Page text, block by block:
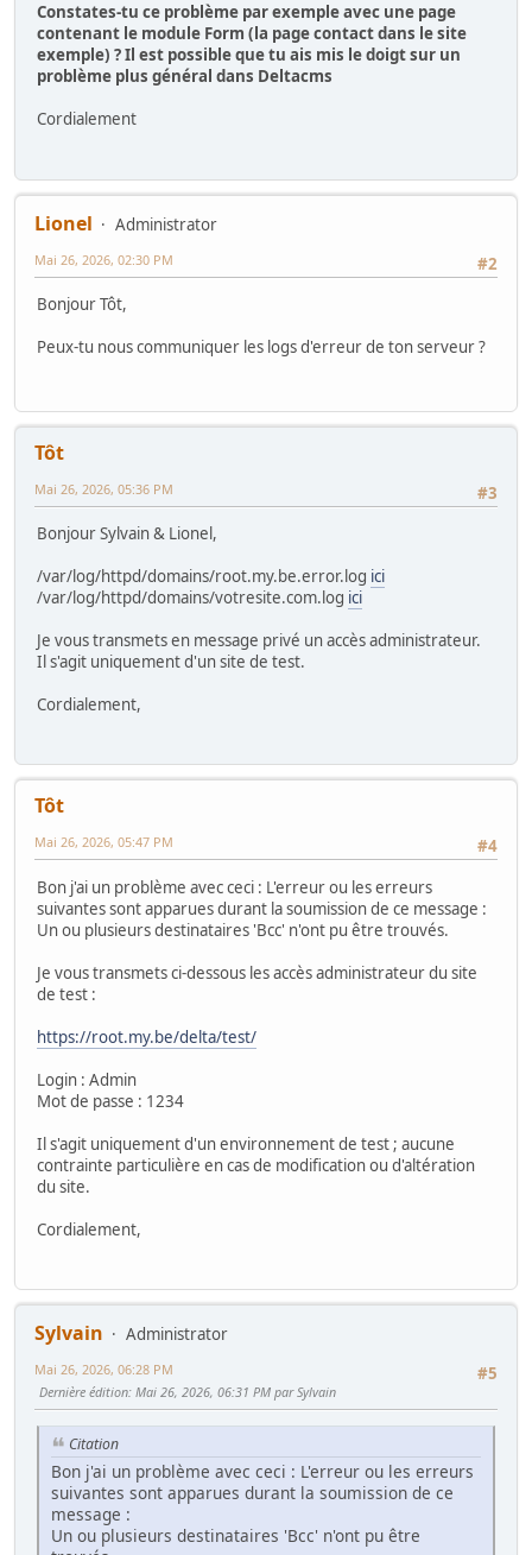
Constates-tu ce problème par exemple avec une page
contenant le module Form (la page contact dans le site
exemple) ? Il est possible que tu ais mis le doigt sur un
problème plus général dans Deltacms
Cordialement
Lionel
Administrator
#2
Mai 26, 2026, 02:30 PM
Bonjour Tôt,
Peux-tu nous communiquer les logs d'erreur de ton serveur ?
Tôt
#3
Mai 26, 2026, 05:36 PM
Bonjour Sylvain & Lionel,
/var/log/httpd/domains/root.my.be.error.log ici
/var/log/httpd/domains/votresite.com.log ici
Je vous transmets en message privé un accès administrateur.
Il s'agit uniquement d'un site de test.
Cordialement,
Tôt
#4
Mai 26, 2026, 05:47 PM
Bon j'ai un problème avec ceci : L'erreur ou les erreurs
suivantes sont apparues durant la soumission de ce message :
Un ou plusieurs destinataires 'Bcc' n'ont pu être trouvés.
Je vous transmets ci-dessous les accès administrateur du site
de test :
https://root.my.be/delta/test/
Login : Admin
Mot de passe : 1234
Il s'agit uniquement d'un environnement de test ; aucune
contrainte particulière en cas de modification ou d'altération
du site.
Cordialement,
Sylvain
Administrator
#5
Mai 26, 2026, 06:28 PM
Dernière édition: Mai 26, 2026, 06:31 PM par Sylvain
Citation
Bon j'ai un problème avec ceci : L'erreur ou les erreurs
suivantes sont apparues durant la soumission de ce
message :
Un ou plusieurs destinataires 'Bcc' n'ont pu être